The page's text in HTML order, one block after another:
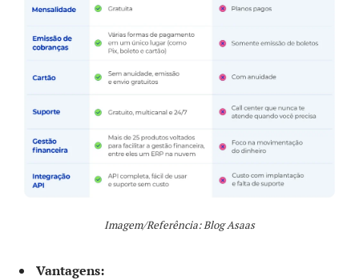
Imagem/Referência: Blog Asaas
Vantagens: